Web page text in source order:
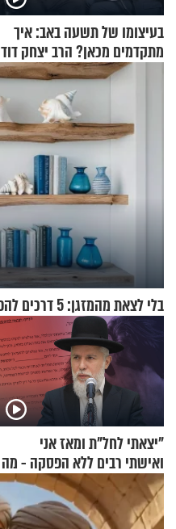
בעיצומו של תשעה באב: איך
מתקדמים מכאן? הרב יצחק דוד
גרוסמן בשיחה מיוחדת
בלי לצאת מהמזגן: 5 דרכים להפוך את הבית לפינת נופש מעוצבת
"יצאתי לחל"ת ומאז אני
ואישתי רבים ללא הפסקה - מה
עושים"? הרב זמיר כהן
בתשובה מפתיעה